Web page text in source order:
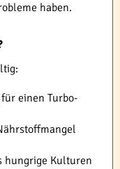
haben.
einen Turbo-
hungrige Kulturen